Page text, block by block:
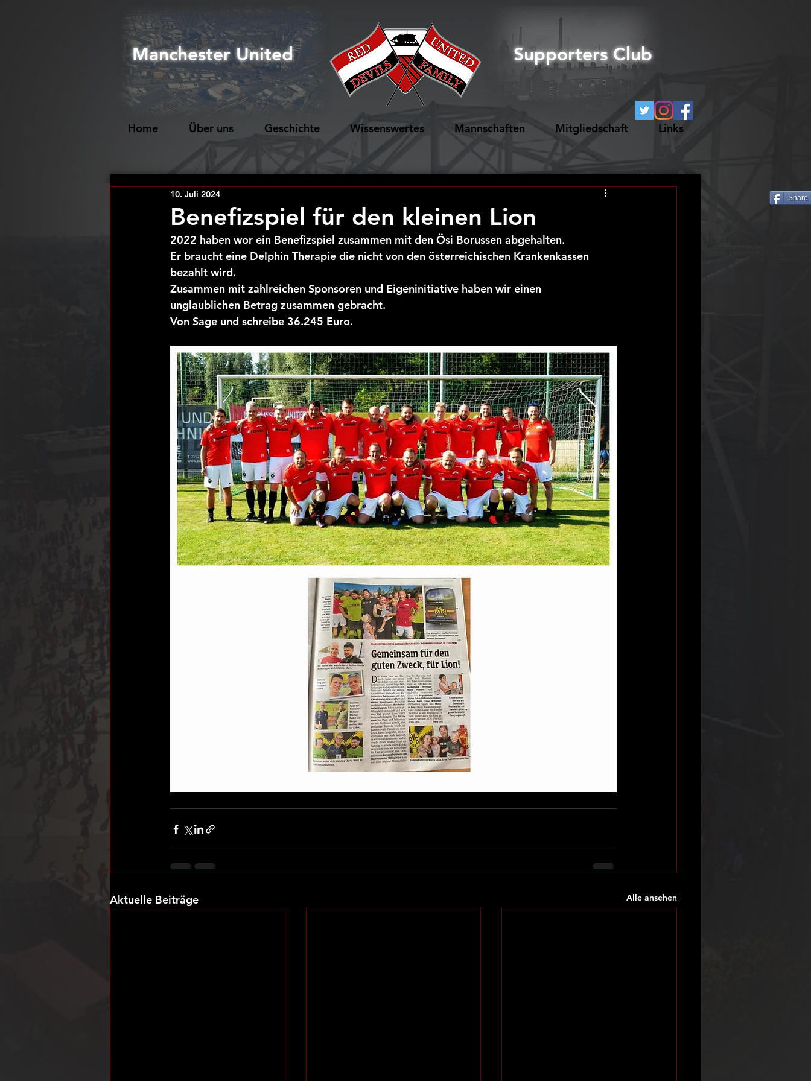
Manchester United Supporters Club
Home Über uns Geschichte Wissenswertes Mannschaften Mitgliedschaft Links
Benefizspiel für den kleinen Lion
10. Juli 2024
2022 haben wor ein Benefizspiel zusammen mit den Ösi Borussen abgehalten.
Er braucht eine Delphin Therapie die nicht von den österreichischen Krankenkassen
bezahlt wird.
Zusammen mit zahlreichen Sponsoren und Eigeninitiative haben wir einen
unglaublichen Betrag zusammen gebracht.
Von Sage und schreibe 36.245 Euro.
Aktuelle Beiträge Alle ansehen
Share